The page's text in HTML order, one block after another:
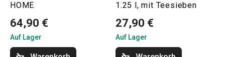
HOME
64,90 €
Auf Lager
1.25 l, mit Teesieben
27,90 €
Auf Lager